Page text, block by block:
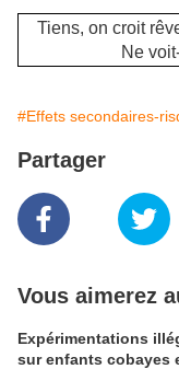
Tiens, on croit
Ne
#Effets secondaires-
Partager
Vous aimerez
Expérimentations
sur enfants cobayes